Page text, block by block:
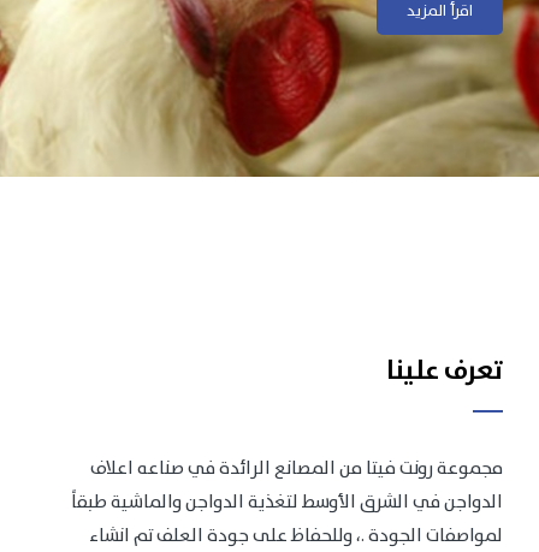
اقرأ المزيداقرأ المزيد
تعرف علينا
مجموعة رونت فيتا من المصانع الرائدة في صناعه اعلاف
الدواجن في الشرق الأوسط لتغذية الدواجن والماشية طبقاً
لمواصفات الجودة .، وللحفاظ على جودة العلف تم انشاء